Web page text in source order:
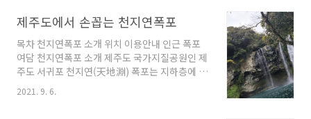
울에 즐길 수 있는 3개의 슬로프로 이루어진 눈썰
매..
사용 가능하며 캠핑 시 텐트 위에 우천에 대비하
다양하며 사용 용도에 따라 사용했을 때 효과가
배가 되는 캠핑, 피크닉을 즐길 수 있는 기본적인
장비이다 타프의 구성 기본 구성 스킨 : 햇빛이나
비를 막아주는 지붕 폴대 : 타프를 세우기 위한 기
제주도에서 손꼽는 천지연폭포
목차 천지연폭포 소개 위치 이용안내 인근 폭포
여담 천지연폭포 소개 제주도 국가지질공원인 제
주도 서귀포 천지연(天地淵) 폭포는 지하층에 물
이 잘 스며들지 않는 수성 응회암이 넓게 자리 잡
아 타 지역보다 폭포가 많은 곳 중 한 곳이며 화산
2021. 9. 6.